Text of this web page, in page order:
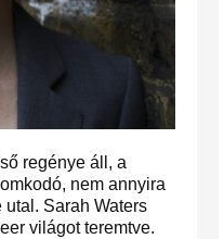
regénye áll, a
nem annyira
Sarah Waters
világot teremtve.